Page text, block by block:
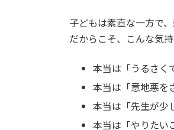
子どもは素直な一方で
だからこそ、こんな気
本当は「うるさく
本当は「意地悪を
本当は「先生が少
本当は「やりたい